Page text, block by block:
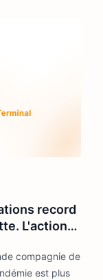
record
L'action
compagnie de
est plus